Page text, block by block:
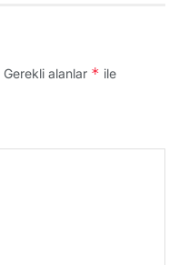
Gerekli alanlar * ile